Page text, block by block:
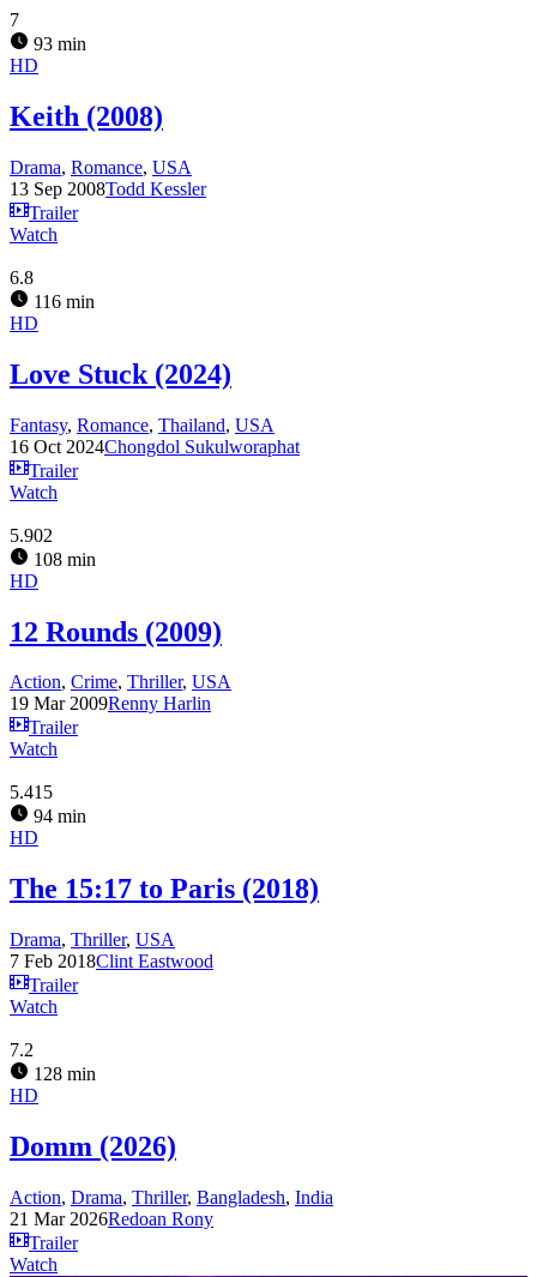
7
93 min
HD
Keith (2008)
Drama, Romance, USA
13 Sep 2008Todd Kessler
Trailer
Watch
6.8
116 min
HD
Love Stuck (2024)
Fantasy, Romance, Thailand, USA
16 Oct 2024Chongdol Sukulworaphat
Trailer
Watch
5.902
108 min
HD
12 Rounds (2009)
Action, Crime, Thriller, USA
19 Mar 2009Renny Harlin
Trailer
Watch
5.415
94 min
HD
The 15:17 to Paris (2018)
Drama, Thriller, USA
7 Feb 2018Clint Eastwood
Trailer
Watch
7.2
128 min
HD
Domm (2026)
Action, Drama, Thriller, Bangladesh, India
21 Mar 2026Redoan Rony
Trailer
Watch